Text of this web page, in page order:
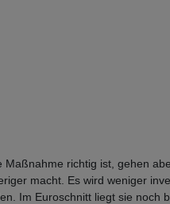
richtig ist, gehen
macht. Es wird weniger
Im Euroschnitt liegt sie